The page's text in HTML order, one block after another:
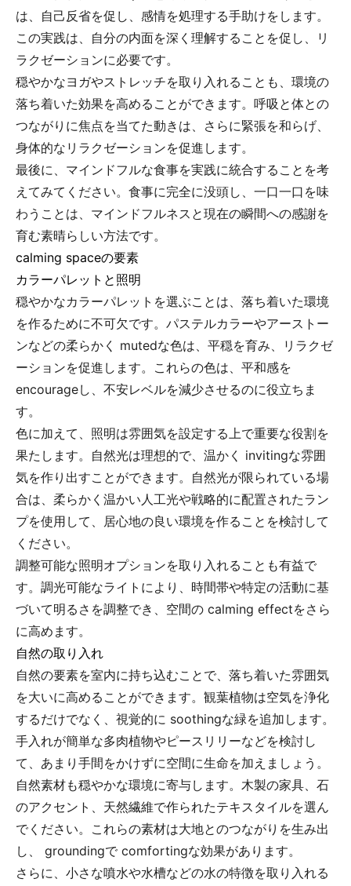
は、自己反省を促し、感情を処理する手助けをします。
この実践は、自分の内面を深く理解することを促し、リ
ラクゼーションに必要です。
穏やかなヨガやストレッチを取り入れることも、環境の
落ち着いた効果を高めることができます。呼吸と体との
つながりに焦点を当てた動きは、さらに緊張を和らげ、
身体的なリラクゼーションを促進します。
最後に、マインドフルな食事を実践に統合することを考
えてみてください。食事に完全に没頭し、一口一口を味
わうことは、マインドフルネスと現在の瞬間への感謝を
育む素晴らしい方法です。
calming spaceの要素
カラーパレットと照明
穏やかなカラーパレットを選ぶことは、落ち着いた環境
を作るために不可欠です。パステルカラーやアーストー
ンなどの柔らかく mutedな色は、平穏を育み、リラクゼ
ーションを促進します。これらの色は、平和感を
encourageし、不安レベルを減少させるのに役立ちま
す。
色に加えて、照明は雰囲気を設定する上で重要な役割を
果たします。自然光は理想的で、温かく invitingな雰囲
気を作り出すことができます。自然光が限られている場
合は、柔らかく温かい人工光や戦略的に配置されたラン
プを使用して、居心地の良い環境を作ることを検討して
ください。
調整可能な照明オプションを取り入れることも有益で
す。調光可能なライトにより、時間帯や特定の活動に基
づいて明るさを調整でき、空間の calming effectをさら
に高めます。
自然の取り入れ
自然の要素を室内に持ち込むことで、落ち着いた雰囲気
を大いに高めることができます。観葉植物は空気を浄化
するだけでなく、視覚的に soothingな緑を追加します。
手入れが簡単な多肉植物やピースリリーなどを検討し
て、あまり手間をかけずに空間に生命を加えましょう。
自然素材も穏やかな環境に寄与します。木製の家具、石
のアクセント、天然繊維で作られたテキスタイルを選ん
でください。これらの素材は大地とのつながりを生み出
し、 groundingで comfortingな効果があります。
さらに、小さな噴水や水槽などの水の特徴を取り入れる